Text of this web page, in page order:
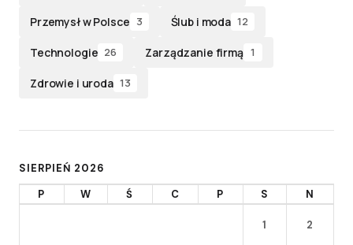
Przemysł w Polsce 3 Ślub i moda 12
Technologie 26 Zarządzanie firmą 1
Zdrowie i uroda 13
SIERPIEŃ 2026
P
W Ś C P S N
1 2